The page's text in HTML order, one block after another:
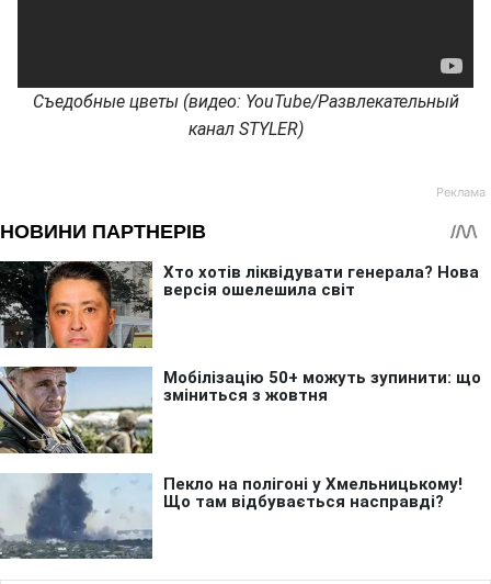
Съедобные цветы (видео: YouTube/Развлекательный
канал STYLER)